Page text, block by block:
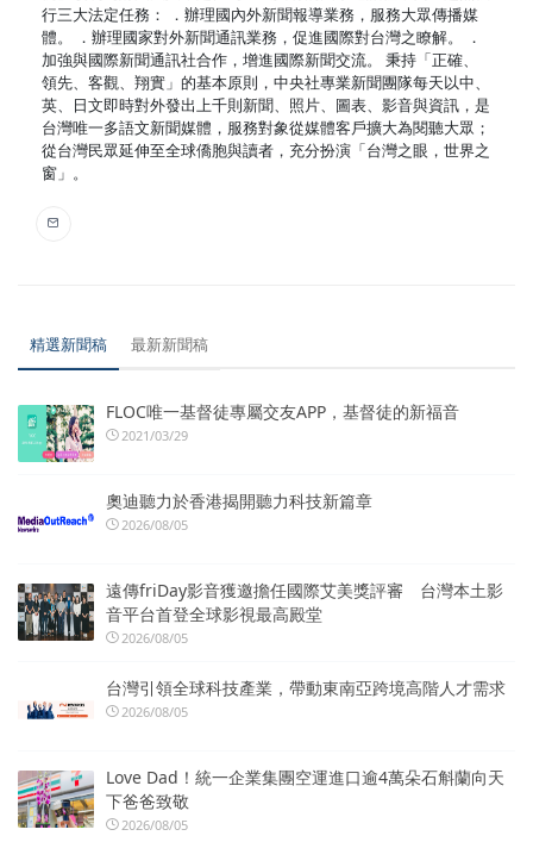
行三大法定任務： ．辦理國內外新聞報導業務，服務大眾傳播媒
體。 ．辦理國家對外新聞通訊業務，促進國際對台灣之瞭解。 ．
加強與國際新聞通訊社合作，增進國際新聞交流。 秉持「正確、
領先、客觀、翔實」的基本原則，中央社專業新聞團隊每天以中、
英、日文即時對外發出上千則新聞、照片、圖表、影音與資訊，是
台灣唯一多語文新聞媒體，服務對象從媒體客戶擴大為閱聽大眾；
從台灣民眾延伸至全球僑胞與讀者，充分扮演「台灣之眼，世界之
窗」。
精選新聞稿 最新新聞稿
FLOC唯一基督徒專屬交友APP，基督徒的新福音
2021/03/29
奧迪聽力於香港揭開聽力科技新篇章
2026/08/05
遠傳friDay影音獲邀擔任國際艾美獎評審 台灣本土影
音平台首登全球影視最高殿堂
2026/08/05
台灣引領全球科技產業，帶動東南亞跨境高階人才需求
2026/08/05
Love Dad！統一企業集團空運進口逾4萬朵石斛蘭向天
下爸爸致敬
2026/08/05